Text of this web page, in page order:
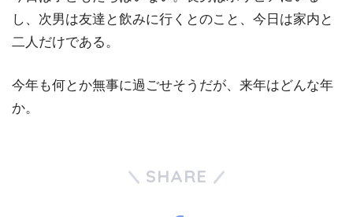
し、次男は友達と飲みに行くとのこと、今日は家内と
二人だけである。
今年も何とか無事に過ごせそうだが、来年はどんな年
か。
SHARE